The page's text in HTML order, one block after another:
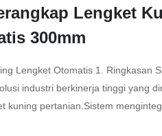
Lengket
300mm
Lengket Otomatis 1. Ringkasan
industri berkinerja tinggi yang
kuning pertanian.Sistem